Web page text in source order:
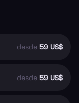
desde 59 US$
desde 59 US$